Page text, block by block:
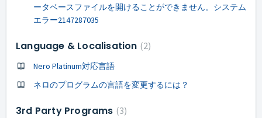
ータベースファイルを開けることができません。システム
エラー2147287035
Language & Localisation 2
Nero Platinum対応言語
ネロのプログラムの言語を変更するには？
3rd Party Programs 3